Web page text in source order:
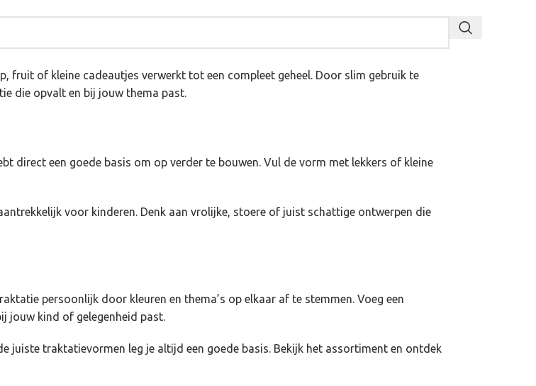
fruit of kleine cadeautjes verwerkt tot een compleet geheel. Door slim gebruik te
die opvalt en bij jouw thema past.
direct een goede basis om op verder te bouwen. Vul de vorm met lekkers of kleine
voor kinderen. Denk aan vrolijke, stoere of juist schattige ontwerpen die
persoonlijk door kleuren en thema’s op elkaar af te stemmen. Voeg een
jouw kind of gelegenheid past.
juiste traktatievormen leg je altijd een goede basis. Bekijk het assortiment en ontdek